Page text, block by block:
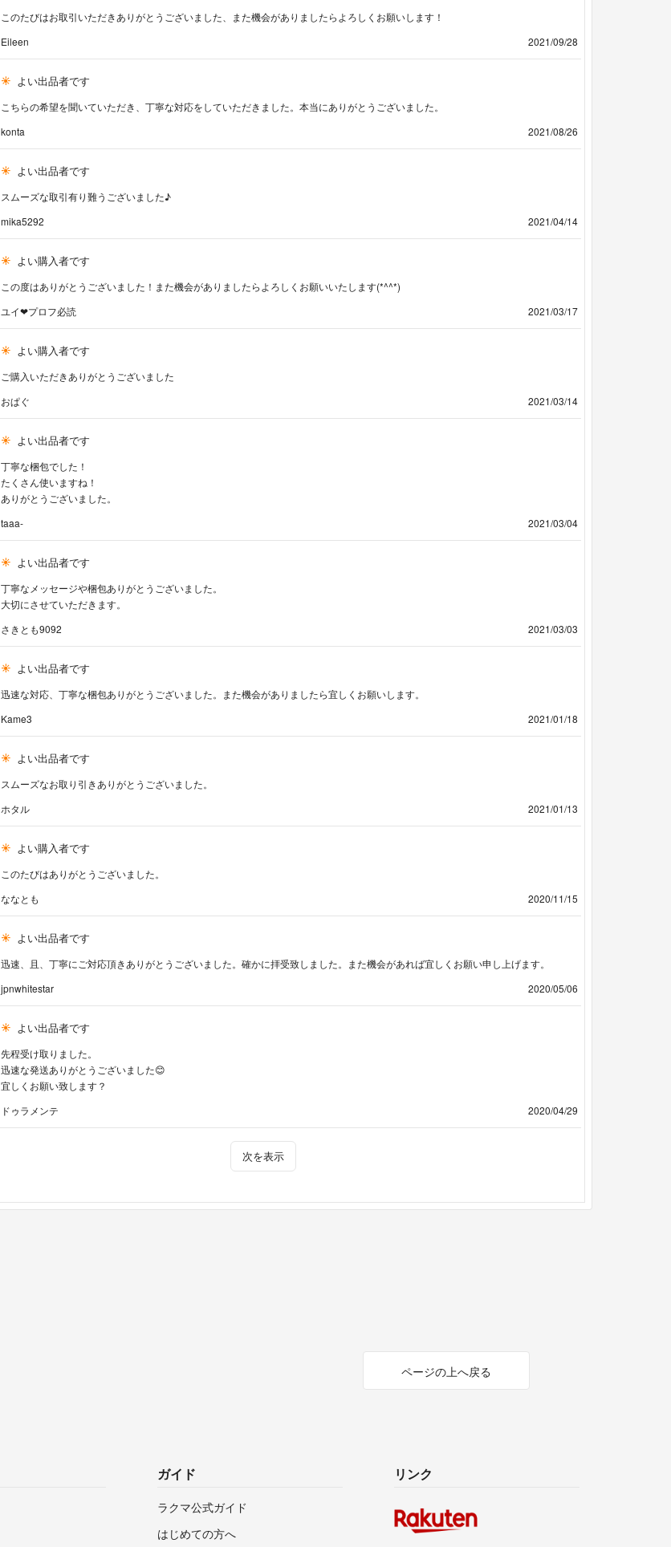
このたびはお取引いただきありがとうございました、また機会がありましたらよろしくお願いします！
Eileen
2021/09/28
よい出品者です
こちらの希望を聞いていただき、丁寧な対応をしていただきました。本当にありがとうございました。
konta
2021/08/26
よい出品者です
スムーズな取引有り難うございました♪
mika5292
2021/04/14
よい購入者です
この度はありがとうございました！また機会がありましたらよろしくお願いいたします(*^^*)
ユイ❤︎プロフ必読
2021/03/17
よい購入者です
ご購入いただきありがとうございました
おぱぐ
2021/03/14
よい出品者です
丁寧な梱包でした！
たくさん使いますね！
ありがとうございました。
taaa-
2021/03/04
よい出品者です
丁寧なメッセージや梱包ありがとうございました。
大切にさせていただきます。
さきとも9092
2021/03/03
よい出品者です
迅速な対応、丁寧な梱包ありがとうございました。また機会がありましたら宜しくお願いします。
Kame3
2021/01/18
よい出品者です
スムーズなお取り引きありがとうございました。
ホタル
2021/01/13
よい購入者です
このたびはありがとうございました。
ななとも
2020/11/15
よい出品者です
迅速、且、丁寧にご対応頂きありがとうございました。確かに拝受致しました。また機会があれば宜しくお願い申し上げます。
jpnwhitestar
2020/05/06
よい出品者です
先程受け取りました。
迅速な発送ありがとうございました😊
宜しくお願い致します？
ドゥラメンテ
2020/04/29
次を表示
ページの上へ戻る
ガイド
ラクマ公式ガイド
はじめての方へ
リンク